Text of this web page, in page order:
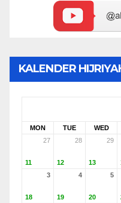
KALENDER
MON TUE WED
27
11
28
12
29
13
3
18
4
19
5
20